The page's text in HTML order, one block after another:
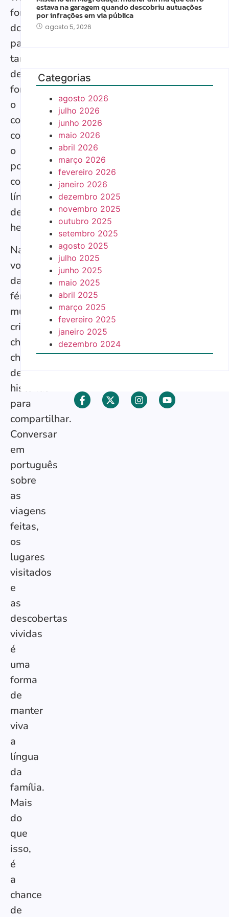
fora
do
país,
também
de
fortalecer
o
contato
com
o
português
como
língua
de
herança.
Na
volta
das
férias,
muitas
crianças
chegam
cheias
de
histórias
para
compartilhar.
Conversar
em
português
sobre
as
viagens
feitas,
os
lugares
visitados
e
as
descobertas
vividas
é
uma
forma
de
manter
viva
a
língua
da
família.
Mais
do
que
isso,
é
a
chance
de
estava na garagem quando descobriu autuações
por infrações em via pública
agosto 5, 2026
Categorias
agosto 2026
julho 2026
junho 2026
maio 2026
abril 2026
março 2026
fevereiro 2026
janeiro 2026
dezembro 2025
novembro 2025
outubro 2025
setembro 2025
agosto 2025
julho 2025
junho 2025
maio 2025
abril 2025
março 2025
fevereiro 2025
janeiro 2025
dezembro 2024